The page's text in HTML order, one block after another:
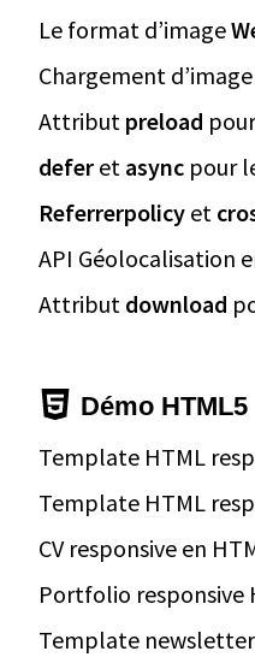
Le format d’image
Chargement
Attribut preload
defer et async pour
Referrerpolicy et
API Géolocalisation
Attribut download
Démo HTML5
Template HTML
Template HTML
CV responsive en
Portfolio responsive
Template